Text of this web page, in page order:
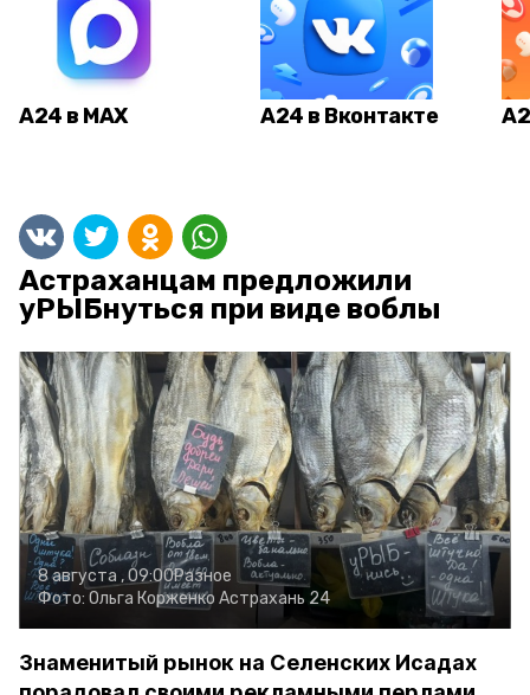
А24 в MAX А24 в Вконтакте
Астраханцам предложили
уРЫБнуться при виде воблы
8 августа , 09:00Разное
Фото: Ольга Корженко Астрахань 24
Знаменитый рынок на Селенских Исадах